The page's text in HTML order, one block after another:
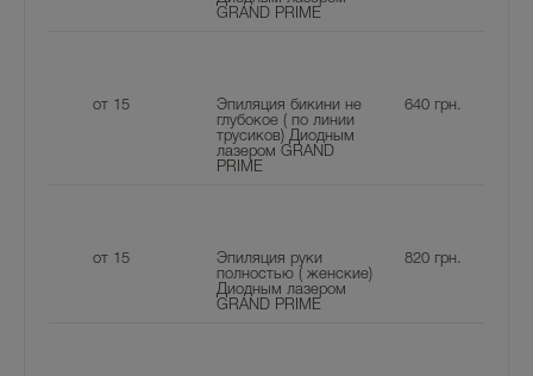
GRAND PRIME
от 15
Эпиляция бикини не
глубокое ( по линии
трусиков) Диодным
лазером GRAND
PRIME
640грн.
от 15
Эпиляция руки
полностью ( женские)
Диодным лазером
GRAND PRIME
820грн.